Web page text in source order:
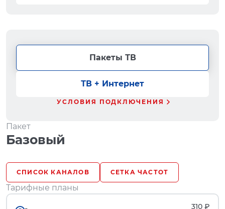
Пакеты ТВ
ТВ + Интернет
УСЛОВИЯ ПОДКЛЮЧЕНИЯ
Пакет
Базовый
СПИСОК КАНАЛОВ СЕТКА ЧАСТОТ
Тарифные планы
310 ₽